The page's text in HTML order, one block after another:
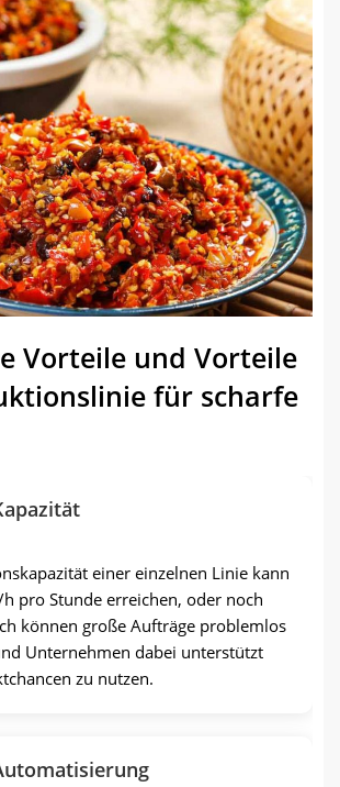
Vorteile und Vorteile
für scharfe
einer einzelnen Linie kann
pro Stunde erreichen, oder noch
können große Aufträge problemlos
Unternehmen dabei unterstützt
zu nutzen.